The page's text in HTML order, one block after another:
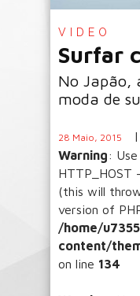
VIDEO
Surfar
No Japão,
moda de
28 Maio, 2015 |
Warning:
HTTP_HOST
(this will
version of
/home/
content/
on line 134